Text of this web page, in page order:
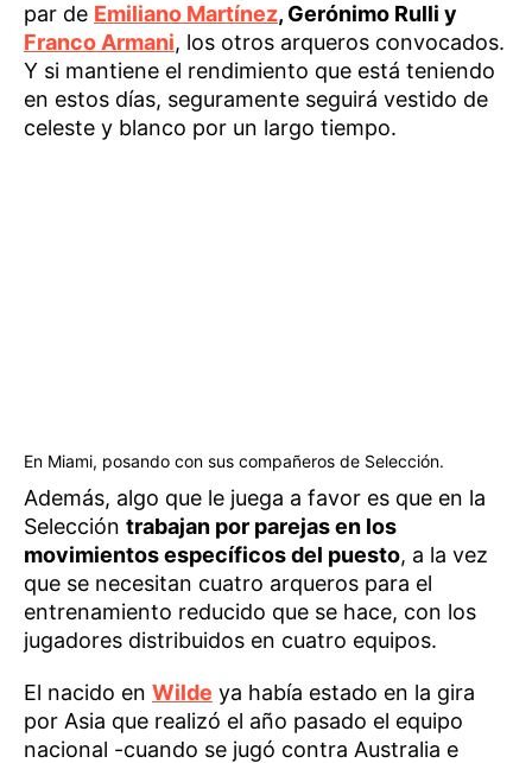
par de Emiliano Martínez, Gerónimo Rulli y
Franco Armani, los otros arqueros convocados.
Y si mantiene el rendimiento que está teniendo
en estos días, seguramente seguirá vestido de
celeste y blanco por un largo tiempo.
En Miami, posando con sus compañeros de Selección.
Además, algo que le juega a favor es que en la
Selección trabajan por parejas en los
movimientos específicos del puesto, a la vez
que se necesitan cuatro arqueros para el
entrenamiento reducido que se hace, con los
jugadores distribuidos en cuatro equipos.
El nacido en Wilde ya había estado en la gira
por Asia que realizó el año pasado el equipo
nacional -cuando se jugó contra Australia e